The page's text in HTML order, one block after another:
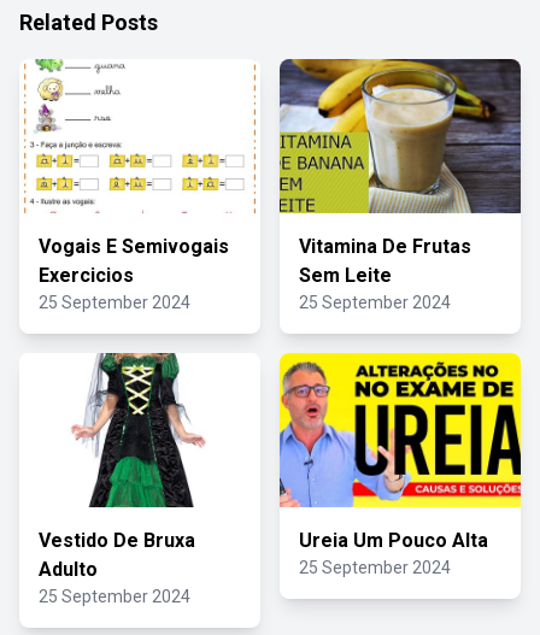
Related Posts
Vogais E Semivogais
Exercicios
25 September 2024
Vitamina De Frutas
Sem Leite
25 September 2024
Vestido De Bruxa
Adulto
25 September 2024
Ureia Um Pouco Alta
25 September 2024